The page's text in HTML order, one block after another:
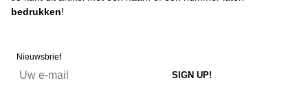
bedrukken!
Nieuwsbrief